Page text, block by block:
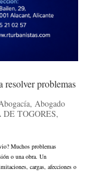
resolver problemas
, Abogado
DE TOGORES,
Muchos problemas
o una obra. Un
cargas, afecciones o